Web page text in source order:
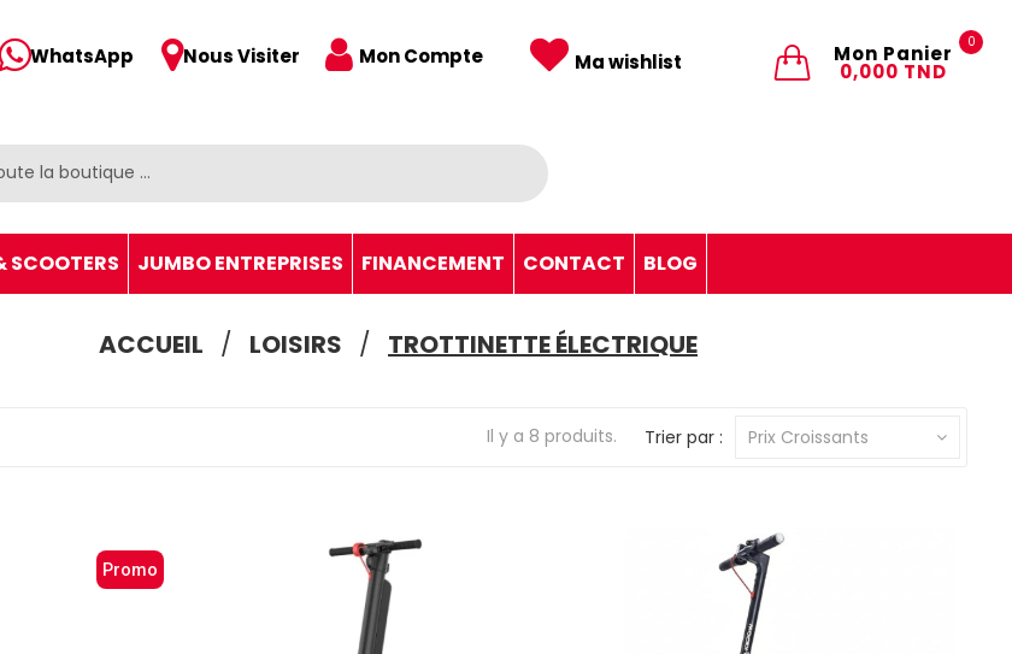
WhatsApp Nous Visiter
0
Mon Panier
0,000 TND
Mon Compte Ma wishlist
SCOOTERS JUMBO ENTREPRISES FINANCEMENT CONTACT BLOG
ACCUEIL LOISIRS TROTTINETTE ÉLECTRIQUE
Il y a 8 produits. Trier par : Prix Croissants
Promo